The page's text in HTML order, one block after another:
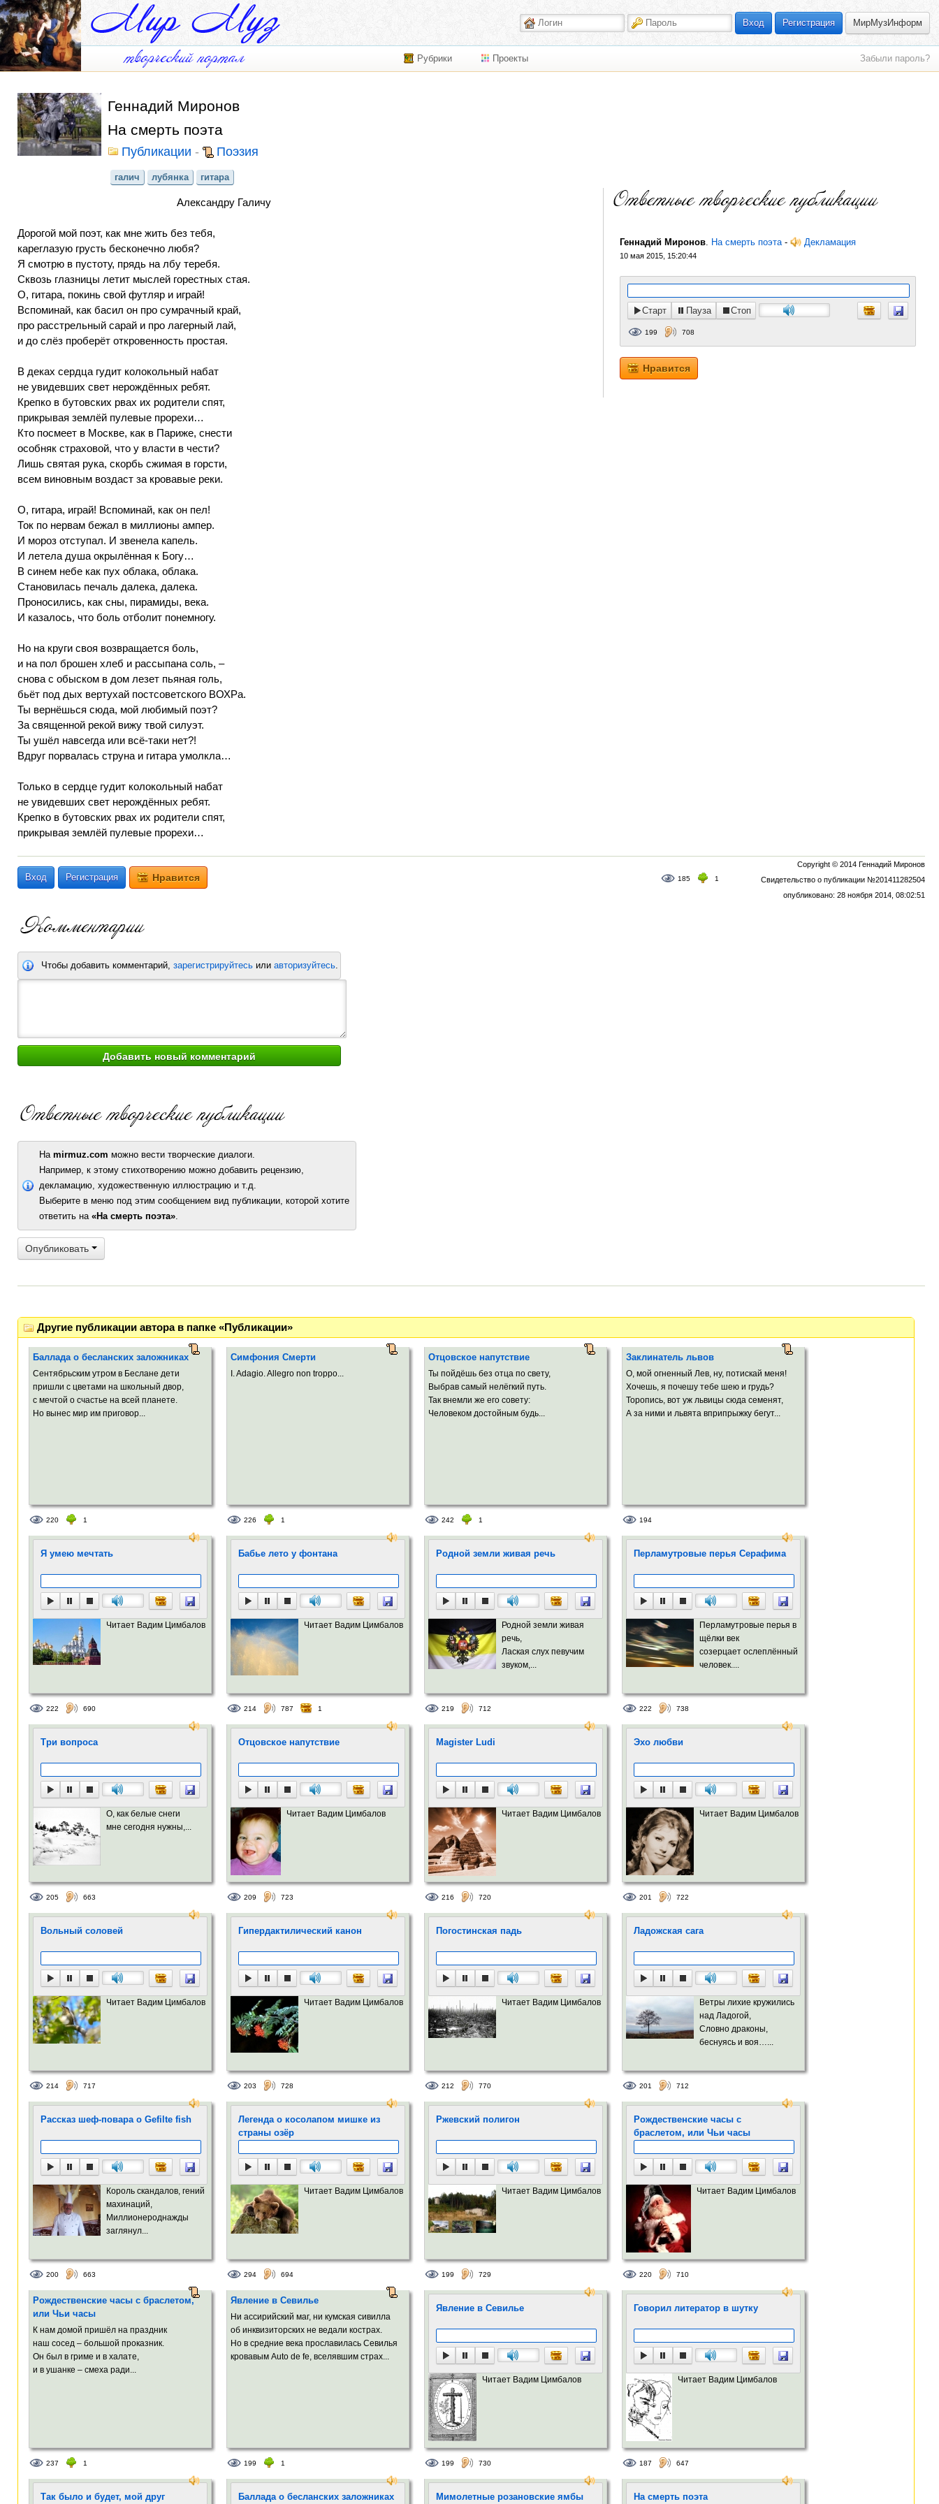
Вход Регистрация МирМузИнформ
Рубрики Проекты Забыли пароль?
Геннадий Миронов
На смерть поэта
Публикации - Поэзия
галич лубянка гитара
Геннадий Миронов. На смерть поэта- Декламация
10 мая 2015, 15:20:44
Старт Пауза Стоп
199 708
Нравится
Александру Галичу
Дорогой мой поэт, как мне жить без тебя,
кареглазую грусть бесконечно любя?
Я смотрю в пустоту, прядь на лбу теребя.
Сквозь глазницы летит мыслей горестных стая.
О, гитара, покинь свой футляр и играй!
Вспоминай, как басил он про сумрачный край,
про расстрельный сарай и про лагерный лай,
и до слёз проберёт откровенность простая.
В деках сердца гудит колокольный набат
не увидевших свет нерождённых ребят.
Крепко в бутовских рвах их родители спят,
прикрывая землёй пулевые прорехи…
Кто посмеет в Москве, как в Париже, снести
особняк страховой, что у власти в чести?
Лишь святая рука, скорбь сжимая в горсти,
всем виновным воздаст за кровавые реки.
О, гитара, играй! Вспоминай, как он пел!
Ток по нервам бежал в миллионы ампер.
И мороз отступал. И звенела капель.
И летела душа окрылённая к Богу…
В синем небе как пух облака, облака.
Становилась печаль далека, далека.
Проносились, как сны, пирамиды, века.
И казалось, что боль отболит понемногу.
Но на круги своя возвращается боль,
и на пол брошен хлеб и рассыпана соль, –
снова с обыском в дом лезет пьяная голь,
бьёт под дых вертухай постсоветского ВОХРа.
Ты вернёшься сюда, мой любимый поэт?
За священной рекой вижу твой силуэт.
Ты ушёл навсегда или всё-таки нет?!
Вдруг порвалась струна и гитара умолкла…
Только в сердце гудит колокольный набат
не увидевших свет нерождённых ребят.
Крепко в бутовских рвах их родители спят,
прикрывая землёй пулевые прорехи…
Copyright © 2014 Геннадий Миронов
Свидетельство о публикации №201411282504
опубликовано: 28 ноября 2014, 08:02:51
185 1
Вход Регистрация Нравится
Чтобы добавить комментарий, зарегистрируйтесь или авторизуйтесь.
На mirmuz.com можно вести творческие диалоги.
Например, к этому стихотворению можно добавить рецензию,
декламацию, художественную иллюстрацию и т.д.
Выберите в меню под этим сообщением вид публикации, которой хотите
ответить на «На смерть поэта».
Опубликовать
Другие публикации автора в папке «Публикации»
Баллада о бесланских заложниках
Сентябрьским утром в Беслане дети
пришли с цветами на школьный двор,
с мечтой о счастье на всей планете.
Но вынес мир им приговор...
220 1
Симфония Смерти
I. Adagio. Allegro non troppo...
226 1
Отцовское напутствие
Ты пойдёшь без отца по свету,
Выбрав самый нелёгкий путь.
Так внемли же его совету:
Человеком достойным будь...
242 1
Заклинатель львов
О, мой огненный Лев, ну, потискай меня!
Хочешь, я почешу тебе шею и грудь?
Торопись, вот уж львицы сюда семенят,
А за ними и львята вприпрыжку бегут...
194
Я умею мечтать
Читает Вадим Цимбалов
222 690
Бабье лето у фонтана
Читает Вадим Цимбалов
214 787 1
Родной земли живая речь
Родной земли живая
речь,
Лаская слух певучим
звуком,...
219 712
Перламутровые перья Серафима
Перламутровые перья в
щёлки век
созерцает ослеплённый
человек....
222 738
Три вопроса
О, как белые снеги
мне сегодня нужны,...
205 663
Отцовское напутствие
Читает Вадим Цимбалов
209 723
Magister Ludi
Читает Вадим Цимбалов
216 720
Эхо любви
Читает Вадим Цимбалов
201 722
Вольный соловей
Читает Вадим Цимбалов
214 717
Гипердактилический канон
Читает Вадим Цимбалов
203 728
Погостинская падь
Читает Вадим Цимбалов
212 770
Ладожская сага
Ветры лихие кружились
над Ладогой,
Словно драконы,
беснуясь и воя…...
201 712
Рассказ шеф-повара о Gefilte fish
Король скандалов, гений
махинаций,
Миллионероднажды
заглянул...
200 663
Легенда о косолапом мишке из
страны озёр
Читает Вадим Цимбалов
294 694
Ржевский полигон
Читает Вадим Цимбалов
199 729
Рождественские часы с
браслетом, или Чьи часы
Читает Вадим Цимбалов
220 710
Рождественские часы с браслетом,
или Чьи часы
К нам домой пришёл на праздник
наш сосед – большой проказник.
Он был в гриме и в халате,
и в ушанке – смеха ради...
237 1
Явление в Севилье
Ни ассирийский маг, ни кумская сивилла
об инквизиторских не ведали кострах.
Но в средние века прославилась Севилья
кровавым Auto de fe, вселявшим страх...
199 1
Явление в Севилье
Читает Вадим Цимбалов
199 730
Говорил литератор в шутку
Читает Вадим Цимбалов
187 647
Так было и будет, мой друг Баллада о бесланских заложниках Мимолетные розановские ямбы На смерть поэта